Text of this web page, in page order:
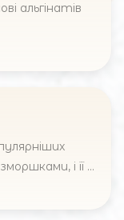
альгінатів
і її ...